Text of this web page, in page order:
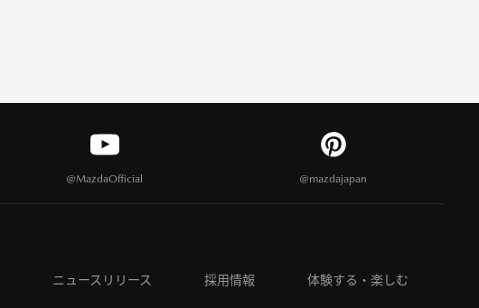
@MazdaOfficial @mazdajapan
ニュースリリース 採用情報 体験する・楽しむ